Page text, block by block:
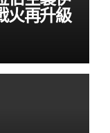
火再升級